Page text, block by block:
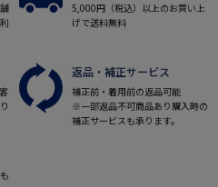
5,000円（税込）以上のお買い上
げで送料無料
返品・補正サービス
補正前・着用前の返品可能
※一部返品不可商品あり購入時の
補正サービスも承ります。